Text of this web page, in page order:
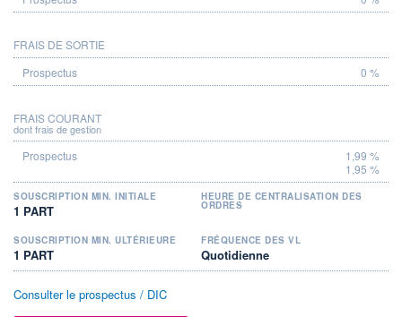
FRAIS DE SORTIE
0 %
FRAIS COURANT
dont frais de gestion
1,99 %
1,95 %
SOUSCRIPTION MIN. INITIALE
1 PART
HEURE DE CENTRALISATION DES
ORDRES
SOUSCRIPTION MIN. ULTÉRIEURE
1 PART
FRÉQUENCE DES VL
Quotidienne
Consulter le prospectus / DIC